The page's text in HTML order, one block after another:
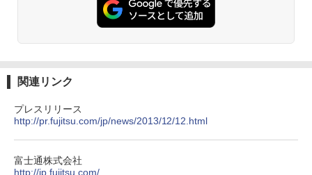
関連リンク
プレスリリース
http://pr.fujitsu.com/jp/news/2013/12/12.html
富士通株式会社
http://jp.fujitsu.com/